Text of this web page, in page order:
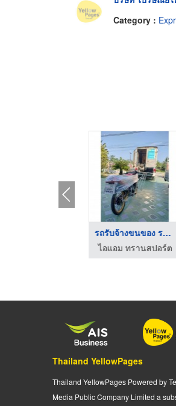
Category :
รถรับจ้างขนของ รถกระ ...
ไอแอม ทรานสปอร์ต
Thailand YellowPages
Thailand YellowPages Powered by
Media Public Company Limited a